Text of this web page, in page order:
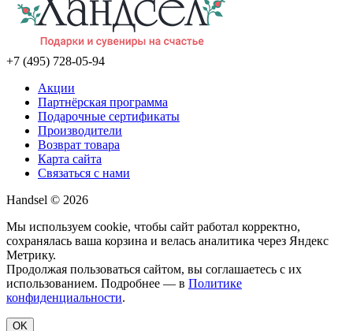
+7 (495) 728-05-94
Акции
Партнёрская программа
Подарочные сертификаты
Производители
Возврат товара
Карта сайта
Связаться с нами
Handsel © 2026
Мы используем cookie, чтобы сайт работал корректно,
сохранялась ваша корзина и велась аналитика через Яндекс
Метрику.
Продолжая пользоваться сайтом, вы соглашаетесь с их
использованием. Подробнее — в Политике
конфиденциальности.
OK